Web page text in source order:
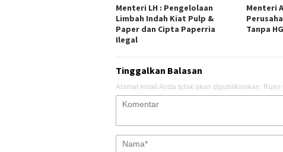
Menteri LH : Pengelolaan
Limbah Indah Kiat Pulp &
Paper dan Cipta Paperria
Ilegal
Menteri
Tanpa
Tinggalkan Balasan
Alamat email Anda tidak akan dipublikasikan. Ruas